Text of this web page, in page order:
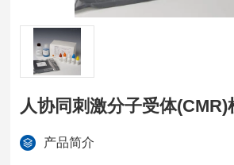
人协同刺激分子受体(CMR)
产品简介